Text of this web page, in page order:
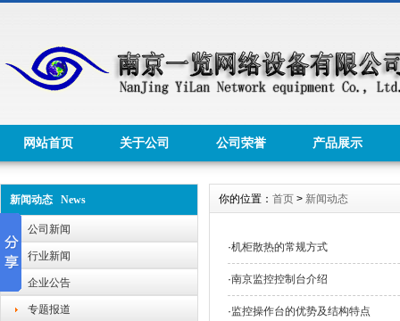
网站首页 关于公司 公司荣誉 产品展示
新闻动态 News
公司新闻
行业新闻
企业公告
专题报道
你的位置： 首页 > 新闻动态
·机柜散热的常规方式
·南京监控控制台介绍
·监控操作台的优势及结构特点